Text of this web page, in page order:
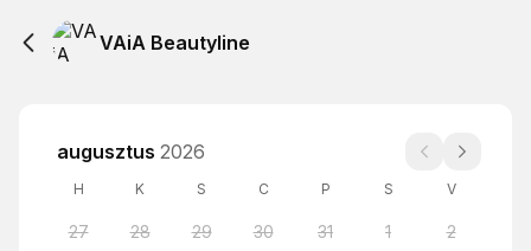
VAiA Beautyline
augusztus 2026
H K S C P S V
27 28 29 30 31 1 2